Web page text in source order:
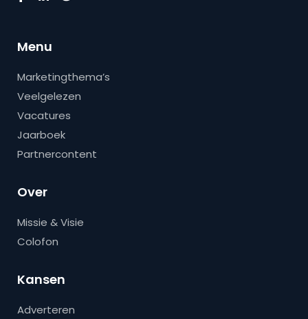
Menu
Marketingthema’s
Veelgelezen
Vacatures
Jaarboek
Partnercontent
Over
Missie & Visie
Colofon
Kansen
Adverteren